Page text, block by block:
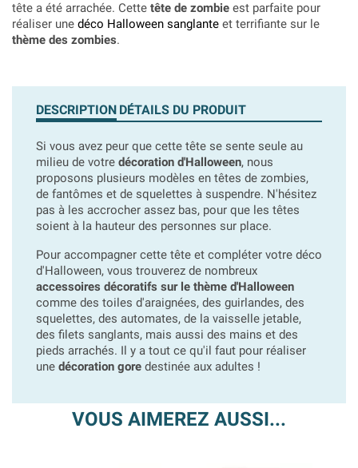
tête a été arrachée. Cette tête de zombie est parfaite pour
réaliser une déco Halloween sanglante et terrifiante sur le
thème des zombies.
DESCRIPTION DÉTAILS DU PRODUIT
Si vous avez peur que cette tête se sente seule au
milieu de votre décoration d'Halloween, nous
proposons plusieurs modèles en têtes de zombies,
de fantômes et de squelettes à suspendre. N'hésitez
pas à les accrocher assez bas, pour que les têtes
soient à la hauteur des personnes sur place.
Pour accompagner cette tête et compléter votre déco
d'Halloween, vous trouverez de nombreux
accessoires décoratifs sur le thème d'Halloween
comme des toiles d'araignées, des guirlandes, des
squelettes, des automates, de la vaisselle jetable,
des filets sanglants, mais aussi des mains et des
pieds arrachés. Il y a tout ce qu'il faut pour réaliser
une décoration gore destinée aux adultes !
VOUS AIMEREZ AUSSI...